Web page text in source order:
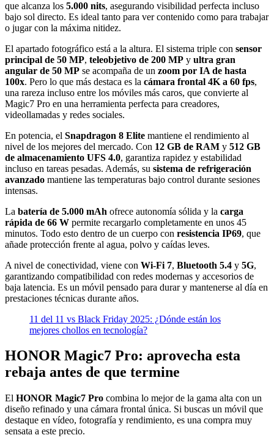
que alcanza los 5.000 nits, asegurando visibilidad perfecta incluso
bajo sol directo. Es ideal tanto para ver contenido como para trabajar
o jugar con la máxima nitidez.
El apartado fotográfico está a la altura. El sistema triple con sensor
principal de 50 MP, teleobjetivo de 200 MP y ultra gran
angular de 50 MP se acompaña de un zoom por IA de hasta
100x. Pero lo que más destaca es la cámara frontal 4K a 60 fps,
una rareza incluso entre los móviles más caros, que convierte al
Magic7 Pro en una herramienta perfecta para creadores,
videollamadas y redes sociales.
En potencia, el Snapdragon 8 Elite mantiene el rendimiento al
nivel de los mejores del mercado. Con 12 GB de RAM y 512 GB
de almacenamiento UFS 4.0, garantiza rapidez y estabilidad
incluso en tareas pesadas. Además, su sistema de refrigeración
avanzado mantiene las temperaturas bajo control durante sesiones
intensas.
La batería de 5.000 mAh ofrece autonomía sólida y la carga
rápida de 66 W permite recargarlo completamente en unos 45
minutos. Todo esto dentro de un cuerpo con resistencia IP69, que
añade protección frente al agua, polvo y caídas leves.
A nivel de conectividad, viene con Wi-Fi 7, Bluetooth 5.4 y 5G,
garantizando compatibilidad con redes modernas y accesorios de
baja latencia. Es un móvil pensado para durar y mantenerse al día en
prestaciones técnicas durante años.
11 del 11 vs Black Friday 2025: ¿Dónde están los
mejores chollos en tecnología?
HONOR Magic7 Pro: aprovecha esta
rebaja antes de que termine
El HONOR Magic7 Pro combina lo mejor de la gama alta con un
diseño refinado y una cámara frontal única. Si buscas un móvil que
destaque en vídeo, fotografía y rendimiento, es una compra muy
sensata a este precio.